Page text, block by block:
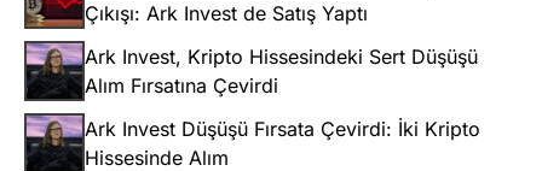
Çıkışı: Ark Invest de Satış Yaptı
Ark Invest, Kripto Hissesindeki Sert Düşüşü
Alım Fırsatına Çevirdi
Ark Invest Düşüşü Fırsata Çevirdi: İki Kripto
Hissesinde Alım